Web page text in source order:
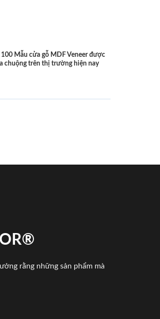
100 Mẫu cửa gỗ MDF Veneer được
chuộng trên thị trường hiện nay
rằng những sản phẩm mà